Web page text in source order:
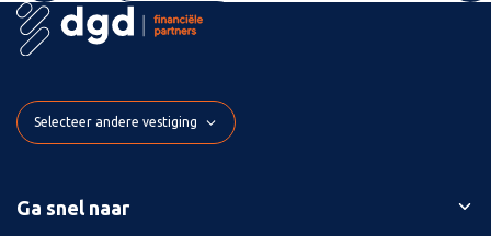
Selecteer andere vestiging
Ga snel naar